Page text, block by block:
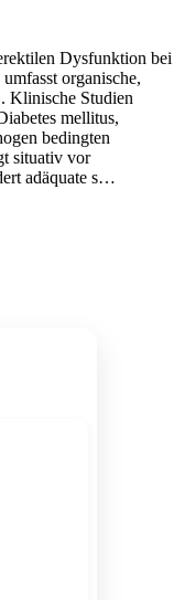
Dysfunktion bei
organische,
Klinische Studien
mellitus,
bedingten
situativ vor
adäquate s…